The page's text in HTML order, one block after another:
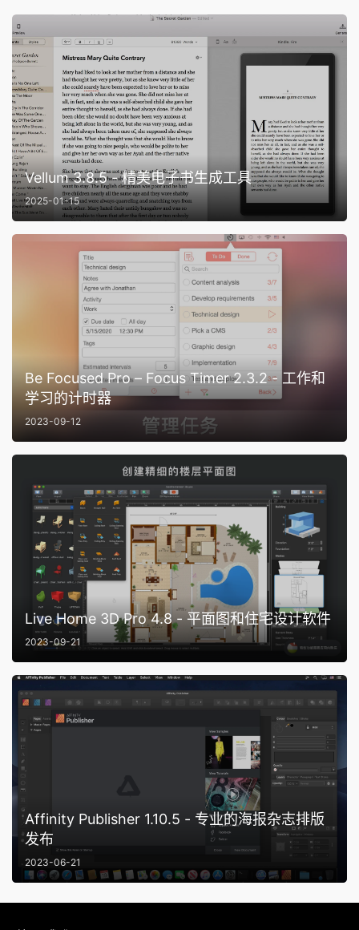
Vellum 3.8.5 - 精美电子书生成工具
2025-01-15
Be Focused Pro – Focus Timer 2.3.2 - 工作和
学习的计时器
2023-09-12
Live Home 3D Pro 4.8 - 平面图和住宅设计软件
2023-09-21
Affinity Publisher 1.10.5 - 专业的海报杂志排版
发布
2023-06-21